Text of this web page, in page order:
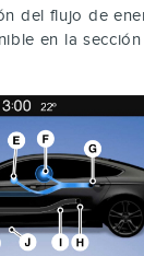
del flujo de
en la